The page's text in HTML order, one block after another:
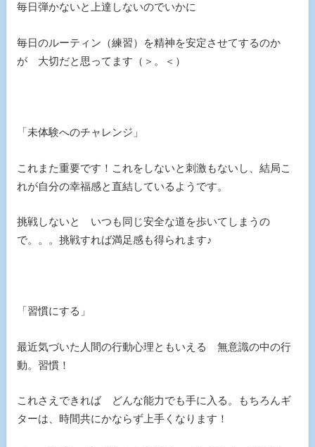
毎日弾かないと上達しないのでいかに
毎日のルーティン（練習）を精神を安定させてするのか
が 大切だと思ってます（＞。＜）
「未体験へのチャレンジ」
これまた重要です！これをしないと刺激もないし、結局こ
れが自分の幸福感と直結しているようです。
挑戦しないと いつも同じ安全な道を歩いてしまうの
で。。。挑戦すれば満足感も得られます♪
「習慣にする」
最近気づいた人間の行動心理ともいえる 無意識の中の行
動。習慣！
これさえできれば どんな能力でも手に入る。もちろんギ
ターは、時間共にかならず上手くなります！